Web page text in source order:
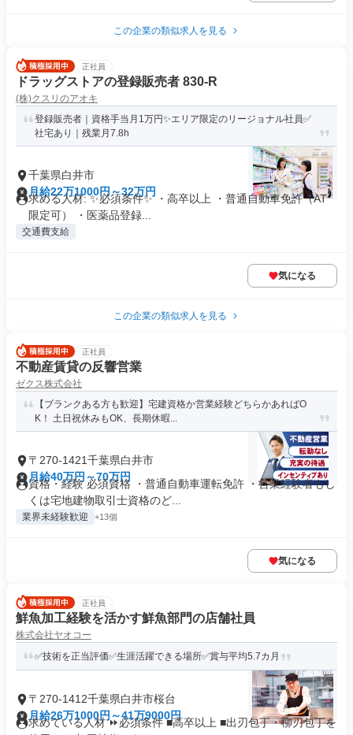
この企業の類似求人を見る
正社員
ドラッグストアの登録販売者 830-R
(株)クスリのアオキ
登録販売者｜資格手当月1万円✨エリア限定のリージョナル社員✅
社宅あり｜残業月7.8h
千葉県白井市
月給22万1000円～32万円
求める人材: ✨必須条件✨ ・高卒以上 ・普通自動車免許（AT
限定可） ・医薬品登録...
交通費支給
気になる
この企業の類似求人を見る
正社員
不動産賃貸の反響営業
ゼクス株式会社
【ブランクある方も歓迎】宅建資格か営業経験どちらかあればO
K！ 土日祝休みもOK、長期休暇...
〒270-1421千葉県白井市
月給40万円～70万円
資格・経験 必須資格 ・普通自動車運転免許 ・営業経験者もし
くは宅地建物取引士資格のど...
業界未経験歓迎 +13個
気になる
正社員
鮮魚加工経験を活かす鮮魚部門の店舗社員
株式会社ヤオコー
✅技術を正当評価✅生涯活躍できる場所✅賞与平均5.7カ月
〒270-1412千葉県白井市桜台
月給26万1000円～41万9000円
求めている人材 ⏩必須条件 ■高卒以上 ■出刃包丁・柳刃包丁を